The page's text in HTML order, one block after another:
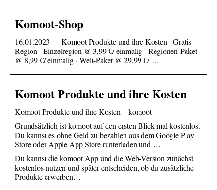
Komoot-Shop
16.01.2023 — Komoot Produkte und ihre Kosten · Gratis
Region · Einzelregion @ 3,99 €/ einmalig · Regionen-Paket
@ 8,99 €/ einmalig · Welt-Paket @ 29,99 €/ …
Komoot Produkte und ihre Kosten
Komoot Produkte und ihre Kosten – komoot
Grundsätzlich ist komoot auf den ersten Blick mal kostenlos.
Du kannst es ohne Geld zu bezahlen aus dem Google Play
Store oder Apple App Store runterladen und …
Du kannst die komoot App und die Web-Version zunächst
kostenlos nutzen und später entscheiden, ob du zusätzliche
Produkte erwerben…